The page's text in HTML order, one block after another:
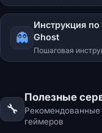
koenflow.com и
разрешение игры,
сканирования.
👻
Инструкция по
Ghost
Пошаговая
(антивирус,
для всех
🔧
Полезные
геймеров